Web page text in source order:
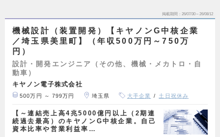
掲載期間 26/07/30～26/08/12
機械設計（装置開発）【キヤノンG中核企業
／埼玉県美里町】（年収500万円～750万
円）
設計・開発エンジニア（その他、機械・メカトロ・自
動車）
キヤノン電子株式会社
500万円 ～ 799万円 埼玉県 大手企業 土日祝休み
【～連結売上高4兆5000億円以上（2期連
続過去最高）のキヤノンG中核企業。自己
資本比率や営業利益率…